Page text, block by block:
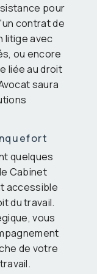
pour
contrat de
litige avec
ou encore
liée au droit
saura
quelques
Cabinet
accessible
du travail.
vous
de votre